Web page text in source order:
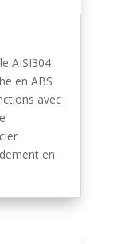
AISI304
en ABS
avec
en